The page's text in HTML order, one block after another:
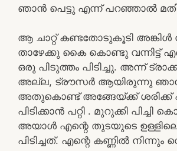
ഞാൻ പെട്ടു എന്ന് പറഞ്ഞാൽ
ആ ചാറ്റ് കണ്ടതോടുകൂടി അങ്കിൾ
താഴേക്കു കൈ കൊണ്ടു വന്നിട്ട്
ഒരു പിടുത്തം പിടിച്ചു. അന്ന്
അല്ല, ട്രൗസർ ആയിരുന്നു ഞാൻ
അതുകൊണ്ട് അങ്ങേയ്ക്ക് ശരിക്ക്
പിടിക്കാൻ പറ്റി . മുറുക്കി
അയാൾ എന്റെ തുടയുടെ
പിടിച്ചത്. എന്റെ കണ്ണിൽ നിന്നും